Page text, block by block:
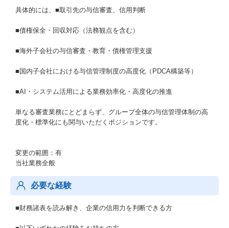
具体的には、■取引先の与信審査、信用判断
■債権保全・回収対応（法務観点を含む）
■海外子会社の与信審査・教育・債権管理支援
■国内子会社における与信管理制度の高度化（PDCA構築等）
■AI・システム活用による業務効率化・高度化の推進
単なる審査業務にとどまらず、グループ全体の与信管理体制の高
度化・標準化にも関与いただくポジションです。
変更の範囲：有
当社業務全般
必要な経験
■財務諸表を読み解き、企業の信用力を判断できる方